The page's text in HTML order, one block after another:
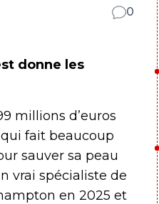
0
donne les
millions d’euros
fait beaucoup
sauver sa peau
vrai spécialiste de
en 2025 et